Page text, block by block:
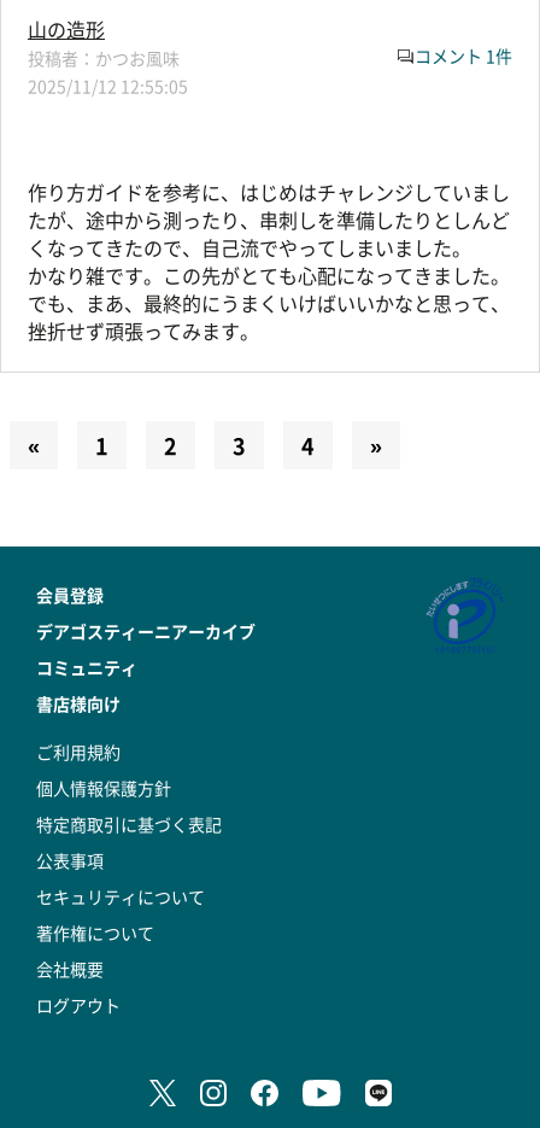
山の造形
かつお風味
2025/11/12 12:55:05
コメント 1件
作り方ガイドを参考に、はじめはチャレンジしていまし
たが、途中から測ったり、串刺しを準備したりとしんど
くなってきたので、自己流でやってしまいました。
かなり雑です。この先がとても心配になってきました。
でも、まあ、最終的にうまくいけばいいかなと思って、
挫折せず頑張ってみます。
« 1 2 3 4 »
会員登録
デアゴスティーニアーカイブ
コミュニティ
書店様向け
ご利用規約
個人情報保護方針
特定商取引に基づく表記
公表事項
セキュリティについて
著作権について
会社概要
ログアウト